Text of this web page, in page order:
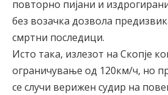
повторно пијани и
без возачка дозвола
смртни последици.
Исто така, излезот на Скопје
ограничување од 120км/ч, но
се случи верижен судир на